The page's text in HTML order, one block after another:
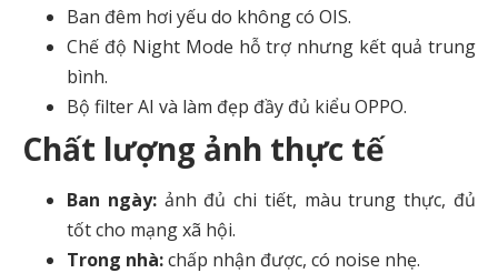
Ban đêm hơi yếu do không có OIS.
Chế độ Night Mode hỗ trợ nhưng kết quả trung
bình.
Bộ filter AI và làm đẹp đầy đủ kiểu OPPO.
Chất lượng ảnh thực tế
Ban ngày:ảnh đủ chi tiết, màu trung thực, đủ
tốt cho mạng xã hội.
Trong nhà:chấp nhận được, có noise nhẹ.